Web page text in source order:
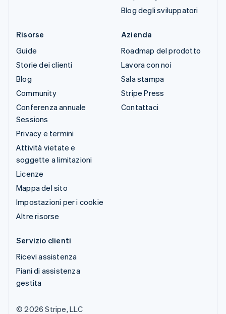
Blog degli sviluppatori
Risorse
Guide
Storie dei clienti
Blog
Community
Conferenza annuale
Sessions
Privacy e termini
Attività vietate e
soggette a limitazioni
Licenze
Mappa del sito
Impostazioni per i cookie
Altre risorse
Azienda
Roadmap del prodotto
Lavora con noi
Sala stampa
Stripe Press
Contattaci
Servizio clienti
Ricevi assistenza
Piani di assistenza
gestita
© 2026 Stripe, LLC